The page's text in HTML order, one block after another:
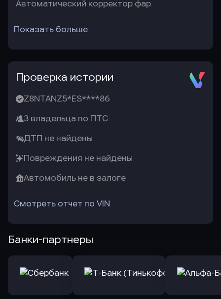
Автоматический корректор фар
Показать больше
Проверка истории
Z8NTANZ5*ES****86
3 владельца по ПТС
ДТП не найдены
Повреждения не найдены
Автомобиль не в залоге
Смотреть отчет по VIN
Банки-партнеры